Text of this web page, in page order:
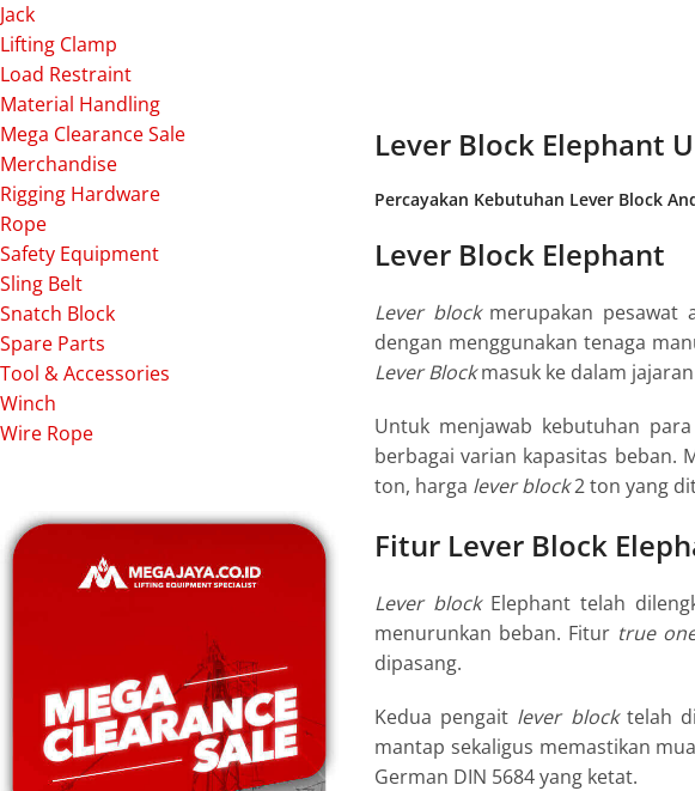
Jack
Lifting Clamp
Load Restraint
Material Handling
Mega Clearance Sale
Merchandise
Rigging Hardware
Rope
Safety Equipment
Sling Belt
Snatch Block
Spare Parts
Tool & Accessories
Winch
Wire Rope
Lever Block Elephant
Percayakan Kebutuhan Lever Block
Lever Block Elephant
Lever block merupakan pesawat
dengan menggunakan tenaga
Lever Blockmasuk ke dalam
Untuk menjawab kebutuhan
berbagai varian kapasitas beban.
ton, harga lever block2 ton yang
Fitur Lever Block
Lever blockElephant telah
menurunkan beban. Fitur true
dipasang.
Kedua pengait lever blocktelah
mantap sekaligus memastikan
German DIN 5684 yang ketat.